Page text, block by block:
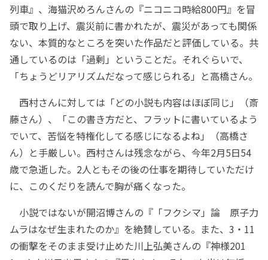
列車』、海猫沢めろんさんの『ニコニコ時給800円』を冒
頭で取り上げ、震災前に書かれたが、震災があっても関係
ない、本質的なところを突いた作品だと評価している。共
通しているのは「過剰」ということだ。それぐらいで、
「ちょうどリアリズムだなって感じられる」と高橋さん。
西村さんに対しては「どの小説も内容はほぼ同じ」（斎
藤さん）、「この書き方だと、フラットに書いているよう
でいて、苦悩を特権化してる感じになるよね」（高橋さ
ん）と手厳しい。西村さんは残念ながら、今年2月5日54
歳で急逝した。2人ともその後の仕事を期待していただけ
に、このくだりを読んで胸が痛くなった。
小説ではないが開沼博さんの『「フクシマ」論 原子力
ムラはなぜ生まれたのか』を絶賛している。また、3・11
の衝撃をそのまま受け止めた川上弘美さんの『神様201